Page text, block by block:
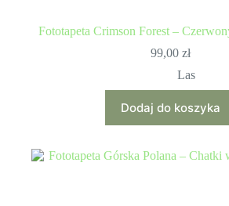
Fototapeta Crimson Forest –
99,00 zł
Las
Dodaj do koszyka